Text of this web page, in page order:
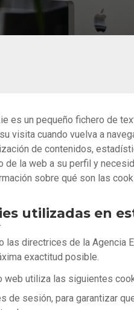
es un pequeño fichero de
visita cuando vuelva a
de contenidos,
de la web a su perfil y
sobre qué son las
utilizadas en
las directrices de la Agencia
exactitud posible.
web utiliza las siguientes
de sesión, para garantizar